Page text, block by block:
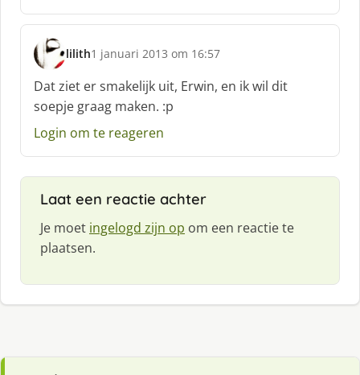
f
lilith
s
c
h
r
e
:
1 januari 2013 om 16:57
Dat ziet er smakelijk uit, Erwin, en ik wil dit
soepje graag maken. :p
Login om te reageren
Laat een reactie achter
Je moet ingelogd zijn op om een reactie te
plaatsen.